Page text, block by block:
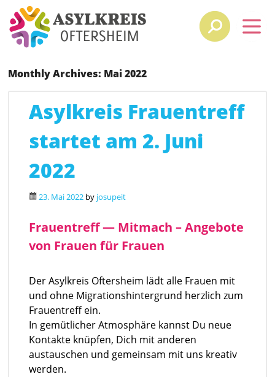
Monthly Archives: Mai 2022
Asylkreis Frauentreff
startet am 2. Juni
2022
23. Mai 2022 by josupeit
Frauentreff — Mitmach – Angebote
von Frauen für Frauen
Der Asylkreis Oftersheim lädt alle Frauen mit
und ohne Migrationshintergrund herzlich zum
Frauentreff ein.
In gemütlicher Atmosphäre kannst Du neue
Kontakte knüpfen, Dich mit anderen
austauschen und gemeinsam mit uns kreativ
werden.